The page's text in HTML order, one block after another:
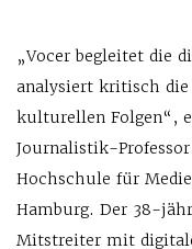
„Vocer begleitet die
analysiert kritisch
kulturellen Folgen“,
Journalistik-
Hochschule für
Hamburg. Der 38-
Mitstreiter mit